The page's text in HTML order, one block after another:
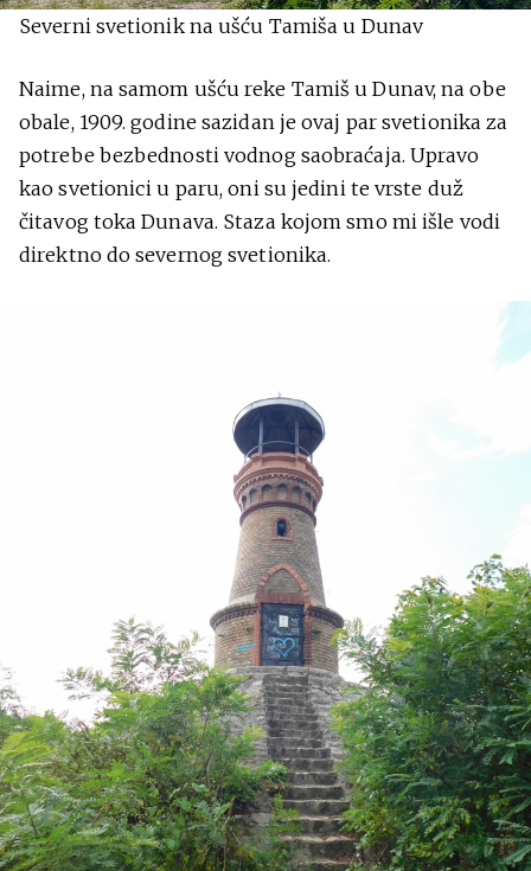
Severni svetionik na ušću Tamiša u Dunav
Naime, na samom ušću reke Tamiš u Dunav, na obe
obale, 1909. godine sazidan je ovaj par svetionika za
potrebe bezbednosti vodnog saobraćaja. Upravo
kao svetionici u paru, oni su jedini te vrste duž
čitavog toka Dunava. Staza kojom smo mi išle vodi
direktno do severnog svetionika.